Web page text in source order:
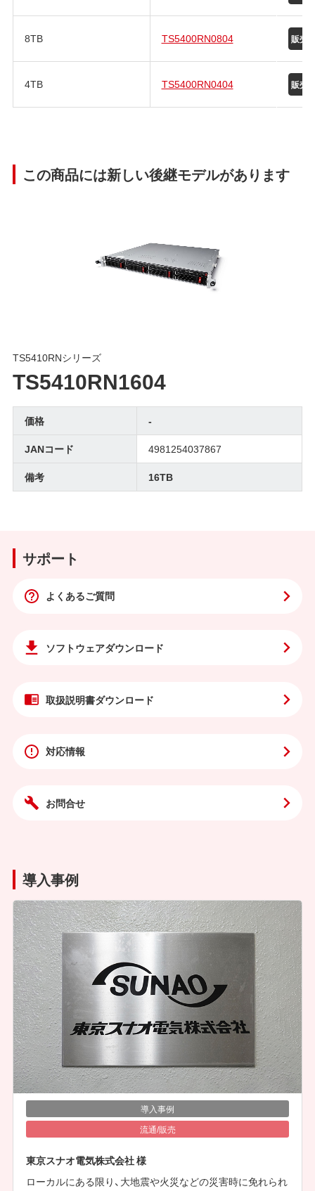
8TB TS5400RN0804
4TB TS5400RN0404
この商品には新しい後継モデルがあります
TS5410RNシリーズ
TS5410RN1604
価格
-
JANコード
4981254037867
備考
16TB
サポート
よくあるご質問
ソフトウェアダウンロード
取扱説明書ダウンロード
対応情報
お問合せ
導入事例
導入事例
流通/販売
東京スナオ電気株式会社 様
ローカルにある限り、大地震や火災などの災害時に免れられ